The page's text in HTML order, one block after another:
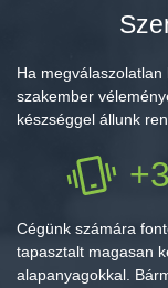
Ha
szakember
készséggel állunk
Cégünk számára
tapasztalt magasan
alapanyagokkal.